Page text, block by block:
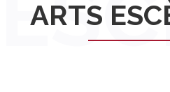
ARTS